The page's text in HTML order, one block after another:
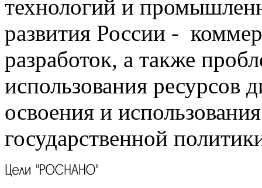
технологий и
развития России -
разработок, а также
использования ресурсов
освоения и
государственной